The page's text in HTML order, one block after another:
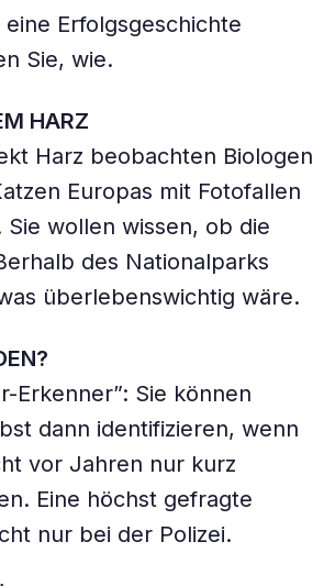
Erfolgsgeschichte
Sie, wie.
HARZ
Harz beobachten Biologen
Europas mit Fotofallen
Sie wollen wissen, ob die
des Nationalparks
überlebenswichtig wäre.
Erkenner”: Sie können
dann identifizieren, wenn
vor Jahren nur kurz
Eine höchst gefragte
nur bei der Polizei.